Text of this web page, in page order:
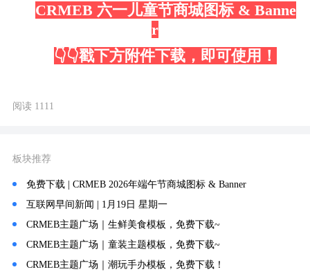
CRMEB 六一儿童节商城图标 & Banne
r
👇👇戳下方附件下载，即可使用！
阅读 1111
板块推荐
免费下载 | CRMEB 2026年端午节商城图标 & Banner
互联网早间新闻 | 1月19日 星期一
CRMEB主题广场｜生鲜美食模板，免费下载~
CRMEB主题广场｜童装主题模板，免费下载~
CRMEB主题广场｜潮玩手办模板，免费下载！